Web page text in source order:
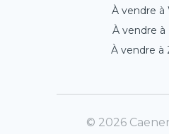
À vendre à
À vendre
À vendre
© 2026